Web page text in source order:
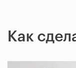
Как